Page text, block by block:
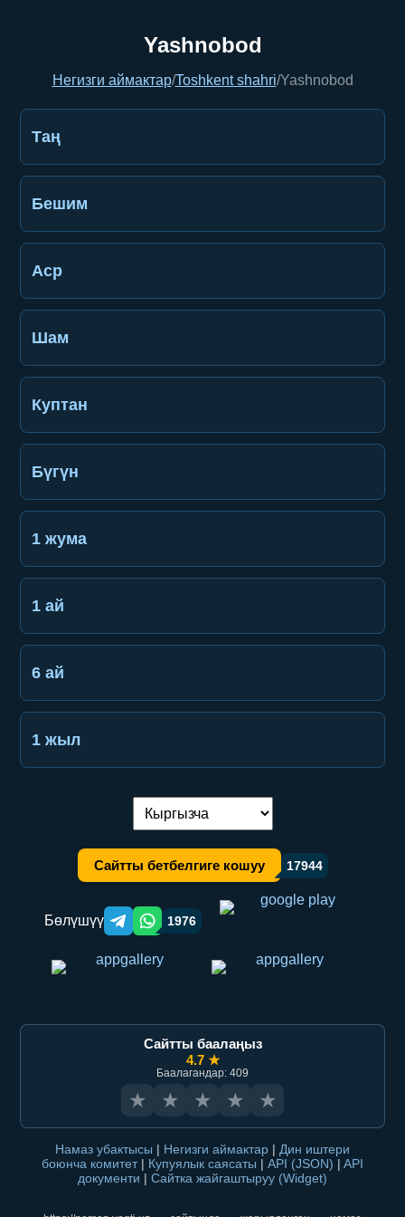
Yashnobod
Негизги аймактар/Toshkent shahri/Yashnobod
Таң
Бешим
Аср
Шам
Куптан
Бүгүн
1 жума
1 ай
6 ай
1 жыл
Тилди алмаштыруу:
Сайтты бетбелгиге кошуу 17944
Бөлүшүү Telegram orqali ulashish
WhatsApp orqali ulashish
1976
Сайтты баалаңыз
4.7 ★
Баалагандар: 409
★ ★ ★ ★ ★
Намаз убактысы | Негизги аймактар | Дин иштери
боюнча комитет | Купуялык саясаты | API (JSON) | API
документи | Сайтка жайгаштыруу (Widget)